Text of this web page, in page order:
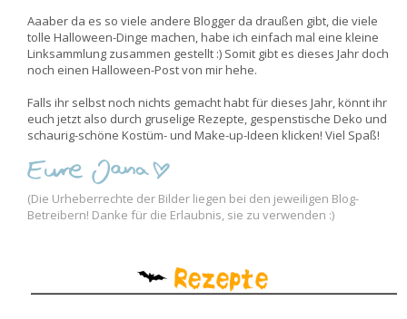
Aaaber da es so viele andere Blogger da draußen gibt, die viele
tolle Halloween-Dinge machen, habe ich einfach mal eine kleine
Linksammlung zusammen gestellt :) Somit gibt es dieses Jahr doch
noch einen Halloween-Post von mir hehe.
Falls ihr selbst noch nichts gemacht habt für dieses Jahr, könnt ihr
euch jetzt also durch gruselige Rezepte, gespenstische Deko und
schaurig-schöne Kostüm- und Make-up-Ideen klicken! Viel Spaß!
(Die Urheberrechte der Bilder liegen bei den jeweiligen Blog-
Betreibern! Danke für die Erlaubnis, sie zu verwenden :)